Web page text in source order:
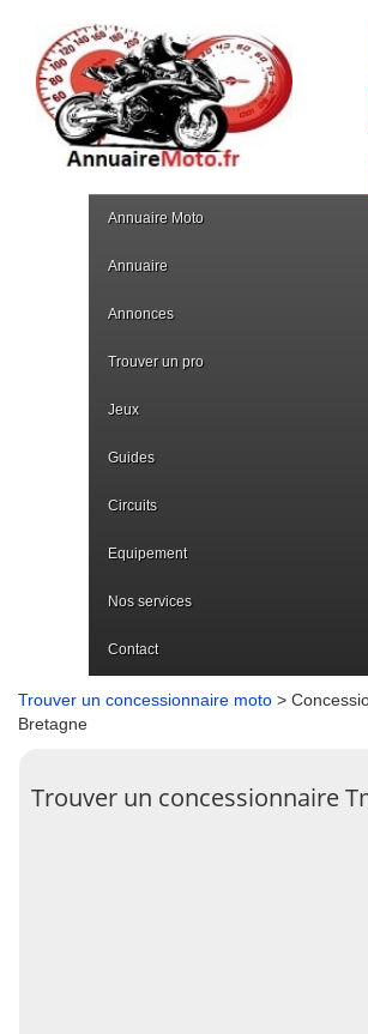
Annuaire Moto
Annuaire
Annonces
Trouver un pro
Jeux
Guides
Circuits
Equipement
Nos services
Contact
Trouver un concessionnaire moto >
Bretagne
Trouver un concessionnaire